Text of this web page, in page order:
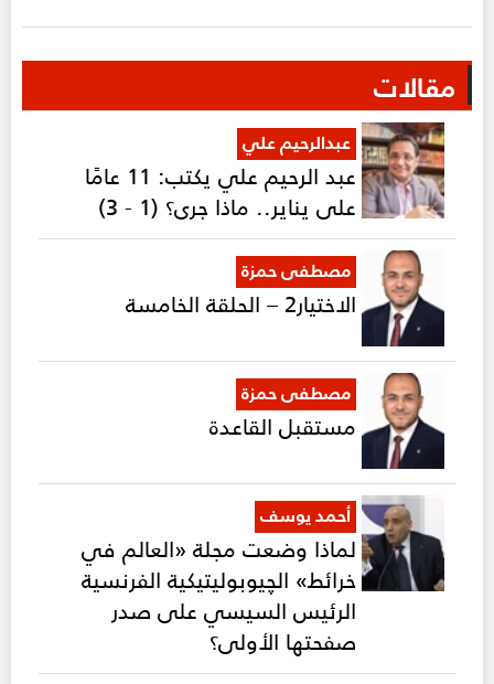
مقالات
عبدالرحيم علي
عبد الرحيم علي يكتب: 11 عامًا
على يناير.. ماذا جرى؟ (1 - 3)
مصطفى حمزة
الاختيار2 – الحلقة الخامسة
مصطفى حمزة
مستقبل القاعدة
أحمد يوسف
لماذا وضعت مجلة «العالم في
خرائط» الچيوبوليتيكية الفرنسية
الرئيس السيسي على صدر
صفحتها الأولى؟